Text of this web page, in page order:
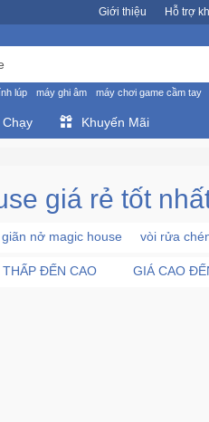
Giới thiệu Hỗ trợ
lúp máy ghi âm máy chơi game cầm tay
Chạy Khuyến Mãi
giá rẻ tốt
nở magic house vòi rửa
THẤP ĐẾN CAO GIÁ CAO